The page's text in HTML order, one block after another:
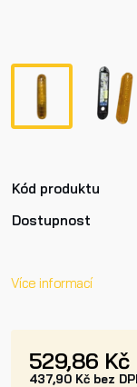
Kód produktu
Dostupnost
Více informací
529,86 Kč
437,90 Kč bez